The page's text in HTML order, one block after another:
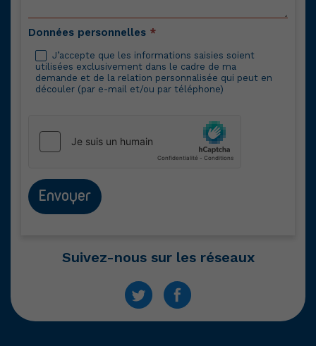
Données personnelles *
J’accepte que les informations saisies soient
utilisées exclusivement dans le cadre de ma
demande et de la relation personnalisée qui peut en
découler (par e-mail et/ou par téléphone)
Envoyer
Suivez-nous sur les réseaux